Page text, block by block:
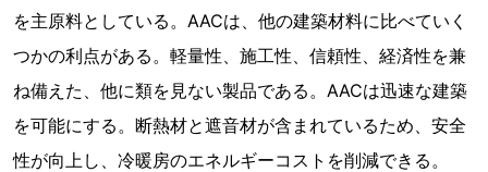
を主原料としている。AACは、他の建築材料に比べていく
つかの利点がある。軽量性、施工性、信頼性、経済性を兼
ね備えた、他に類を見ない製品である。AACは迅速な建築
を可能にする。断熱材と遮音材が含まれているため、安全
性が向上し、冷暖房のエネルギーコストを削減できる。